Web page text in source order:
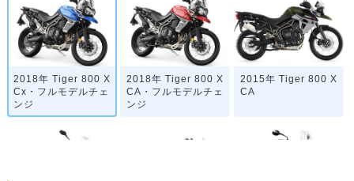
2018年 Tiger 800 X
Cx・フルモデルチェ
ンジ
2018年 Tiger 800 X
CA・フルモデルチェ
ンジ
2015年 Tiger 800 X
CA